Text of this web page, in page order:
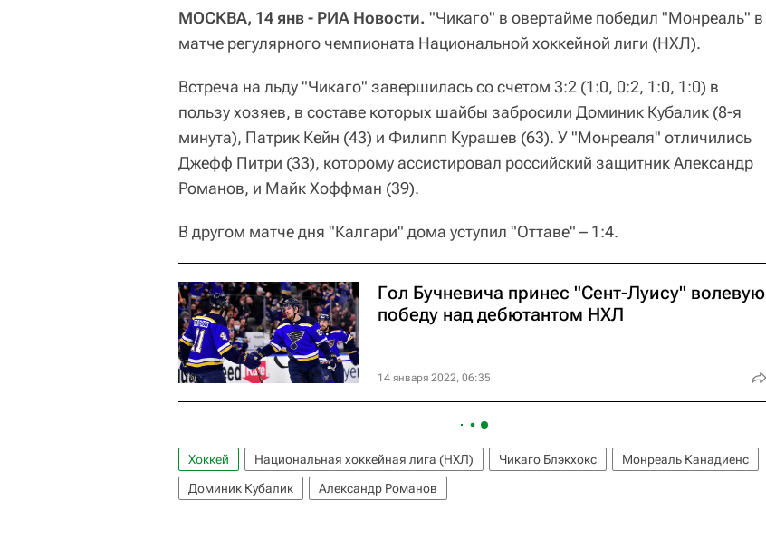
МОСКВА, 14 янв - РИА Новости. "Чикаго" в овертайме победил "Монреаль" в
матче регулярного чемпионата Национальной хоккейной лиги (НХЛ).
Встреча на льду "Чикаго" завершилась со счетом 3:2 (1:0, 0:2, 1:0, 1:0) в
пользу хозяев, в составе которых шайбы забросили Доминик Кубалик (8-я
минута), Патрик Кейн (43) и Филипп Курашев (63). У "Монреаля" отличились
Джефф Питри (33), которому ассистировал российский защитник Александр
Романов, и Майк Хоффман (39).
В другом матче дня "Калгари" дома уступил "Оттаве" – 1:4.
Гол Бучневича принес "Сент-Луису" волевую
победу над дебютантом НХЛ
14 января 2022, 06:35
Хоккей Национальная хоккейная лига (НХЛ) Чикаго Блэкхокс
Монреаль Канадиенс
Доминик Кубалик
Александр Романов